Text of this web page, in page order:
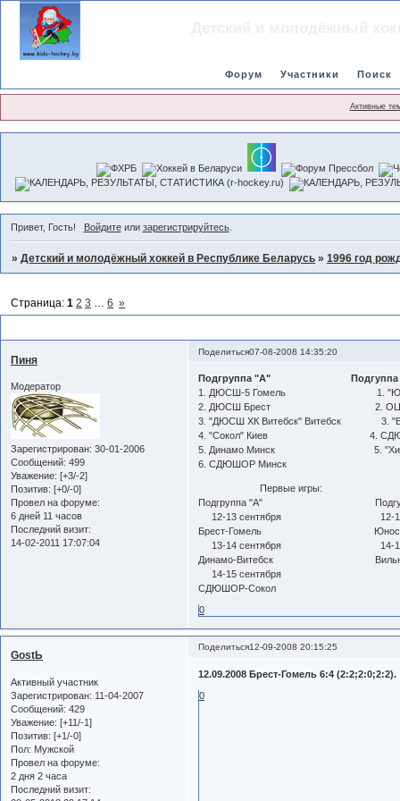
Форум Участники Поиск
Активные
Привет, Гость! Войдитеили зарегистрируйтесь.
»Детский и молодёжный хоккей в Республике Беларусь »1996 год
Страница:1 2 3 … 6 »
Поделиться07-08-2008 14:35:20
Пиня
Модератор
Зарегистрирован: 30-01-2006
Сообщений: 499
Уважение: [+3/-2]
Позитив: [+0/-0]
Провел на форуме:
6 дней 11 часов
Последний визит:
14-02-2011 17:07:04
Подгруппа "А" Подгуппа
1. ДЮСШ-5 Гомель 1.
2. ДЮСШ Брест 2. ОЦОР
3. "ДЮСШ ХК Витебск" Витебск 3.
4. "Сокол" Киев 4.
5. Динамо Минск 5. "Химик"
6. СДЮШОР Минск
Первые игры:
Подгруппа "А"
12-13 сентября 12-13
Брест-Гомель Юность-
13-14 сентября 14-15
Динамо-Витебск Вильнюс-
14-15 сентября
СДЮШОР-Сокол
0
Поделиться12-09-2008 20:15:25
GostЬ
Активный участник
Зарегистрирован: 11-04-2007
Сообщений: 429
Уважение: [+11/-1]
Позитив: [+1/-0]
Пол: Мужской
Провел на форуме:
2 дня 2 часа
Последний визит:
12.09.2008 Брест-Гомель 6:4 (2:2;2:0;2:2).
0